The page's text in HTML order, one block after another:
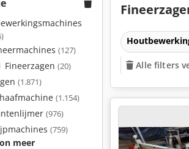
(127)
Fineerzagen (20)
(1.871)
(1.154)
(976)
(759)
meer
Alle filters